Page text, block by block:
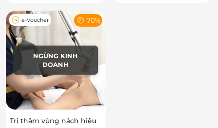
NGỪNG KINH
DOANH
e-Voucher 70%
Trị thâm vùng nách hiệu